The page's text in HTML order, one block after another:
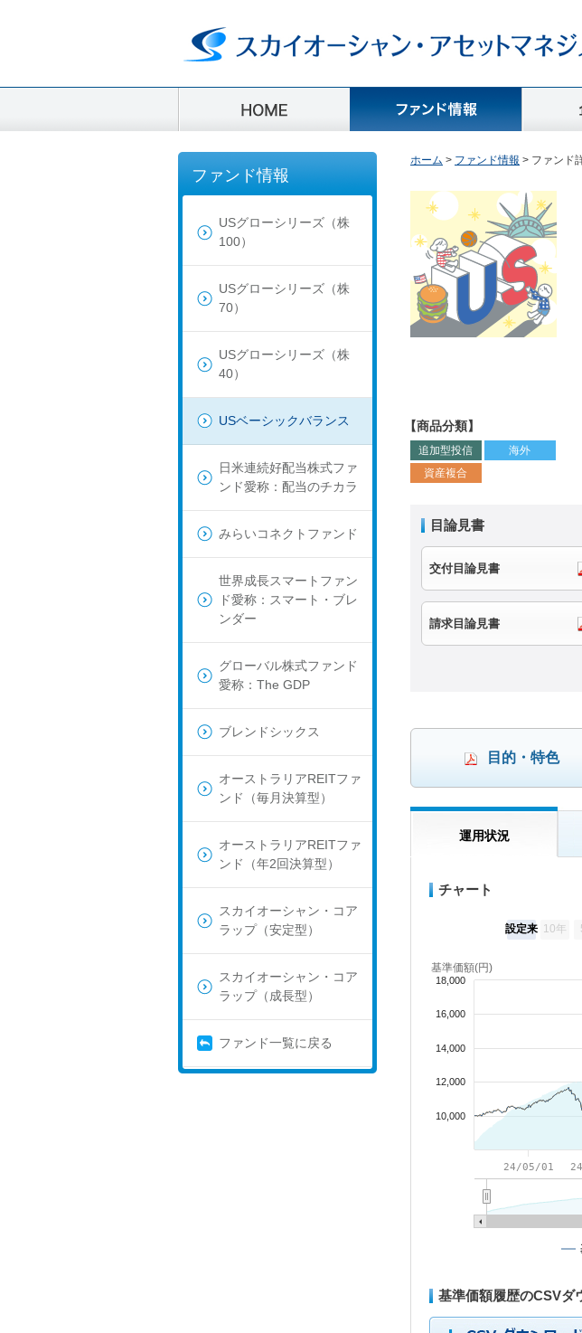
ファンド情報
USグローシリーズ（株
100）
USグローシリーズ（株
70）
USグローシリーズ（株
40）
USベーシックバランス
日米連続好配当株式ファ
ンド愛称：配当のチカラ
みらいコネクトファンド
世界成長スマートファン
ド愛称：スマート・ブレ
ンダー
グローバル株式ファンド
愛称：The GDP
ブレンドシックス
オーストラリアREITファ
ンド（毎月決算型）
オーストラリアREITファ
ンド（年2回決算型）
スカイオーシャン・コア
ラップ（安定型）
スカイオーシャン・コア
ラップ（成長型）
ファンド一覧に戻る
ホーム > ファンド情報 > ファンド
【商品分類】
追加型投信
海外
資産複合
目論見書
交付目論見書
請求目論見書
目的・特色
運用状況
チャート
基準価額(円)
24/05/01
10,000
12,000
14,000
16,000
18,000
設定来 10年
基準価額履歴のCSVダ